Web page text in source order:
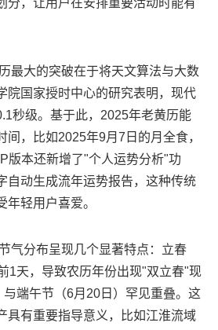
分，让用户在安排重要活动时能有
最大的突破在于将天文算法与大数
院国家授时中心的研究表明，现代
秒级。基于此，2025年老黄历能
间，比如2025年9月7日的月全食，
版本还新增了"个人运势分析"功
自动生成流年运势报告，这种传统
年轻用户喜爱。
气分布呈现几个显著特点：立春
1天，导致农历年份出现"双立春"现
端午节（6月20日）罕见重叠。这
具有重要指导意义，比如江淮流域